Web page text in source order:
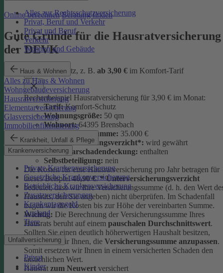
Alles zur Rechtsschutzversicherung
Privat, Beruf und Verkehr
Privat und Beruf
Verkehr
Wohnen und Gebäude
Haus & Wohnen
Alles zu Haus & Wohnen
Wohngebäudeversicherung
Hausratversicherung
Elementarversicherung
Glasversicherung
Immobilienfinanzierung
Krankheit, Unfall & Pflege
Krankenversicherung
Private Krankenversicherung
Gesetzliche Krankenversicherung
Betriebliche Krankenversicherung
Zusatzversicherungen
Krankentagegeld
Ausland
Tiere
Unfallversicherung
Privat
Kinder
Online berechnen Beratung finden
Gute Gründe für die Hausratversicherung
der DEVK
günstiger Schutz, z. B. ab 3,90 € im Komfort-Tarif
Rechenbeispiel Hausratversicherung für 3,90 € im Monat:
Tarif:Komfort-Schutz
Wohnungsgröße: 50 qm
Wohnort:64395 Brensbach
Versicherungssumme: 35.000 €
Unterversicherungsverzicht*: wird gewährt
Elementarschadendeckung: enthalten
Selbstbeteiligung: nein
Die Kosten für eine Hausratversicherung pro Jahr betragen für
dieses Beispiel46,90 €.* Unterversicherungsverzicht
bedeutet, dass wir Ihre Versicherungssumme (d. h. den Wert
Hausrats, den Sie angeben) nicht überprüfen. Im Schadenfall
tragen wir die Kosten bis zur Höhe der vereinbarten Summe.
Wichtig: Die Berechnung der Versicherungssumme Ihres
Hausrats beruht auf einem pauschalen Durchschnittswert.
Sollten Sie einen deutlich höherwertigen Haushalt besitzen,
empfehlen wir Ihnen, die Versicherungssumme anzupassen.
Somit ersetzen wir Ihnen in einem versicherten Schaden den
tatsächlichen Wert.
Hausrat zum Neuwert versichert